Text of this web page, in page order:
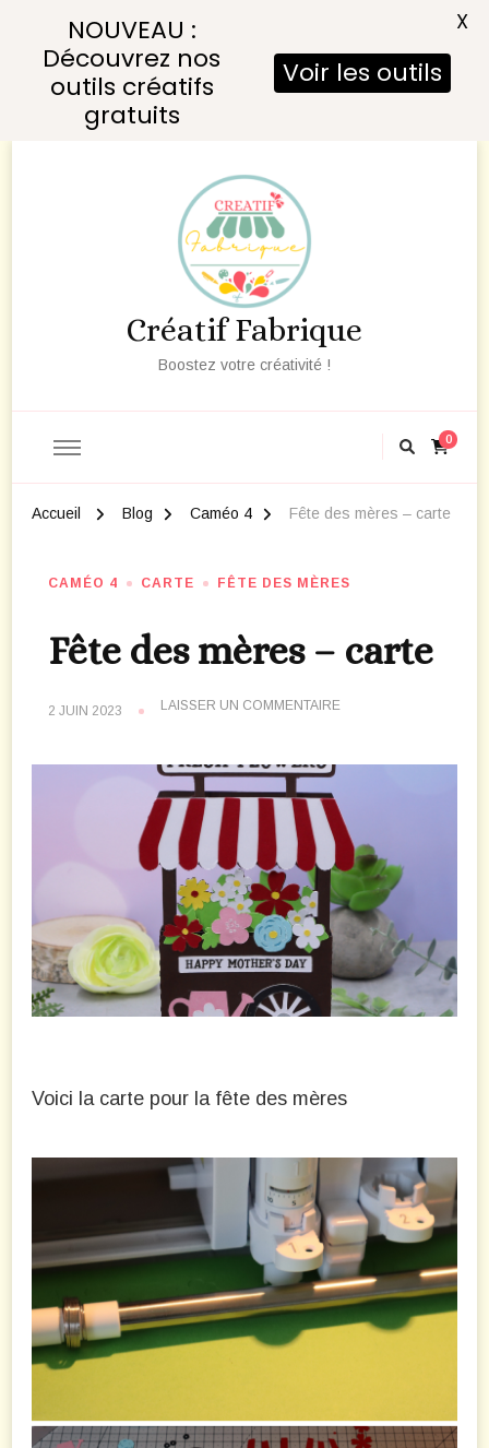
Créatif Fabrique
Boostez votre créativité !
0
Accueil Blog Caméo 4 Fête des mères – carte
CAMÉO 4 CARTE FÊTE DES MÈRES
Fête des mères – carte
2 JUIN 2023 LAISSER UN COMMENTAIRE
Voici la carte pour la fête des mères
NOUVEAU :
Découvrez nos
outils créatifs
gratuits
Voir les outils
X